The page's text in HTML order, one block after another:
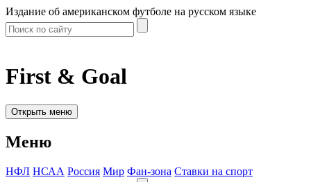
Издание об американском футболе на русском языке
First & Goal
Открыть меню
Меню
НФЛ НСАА Россия Мир Фан-зона Ставки на спорт